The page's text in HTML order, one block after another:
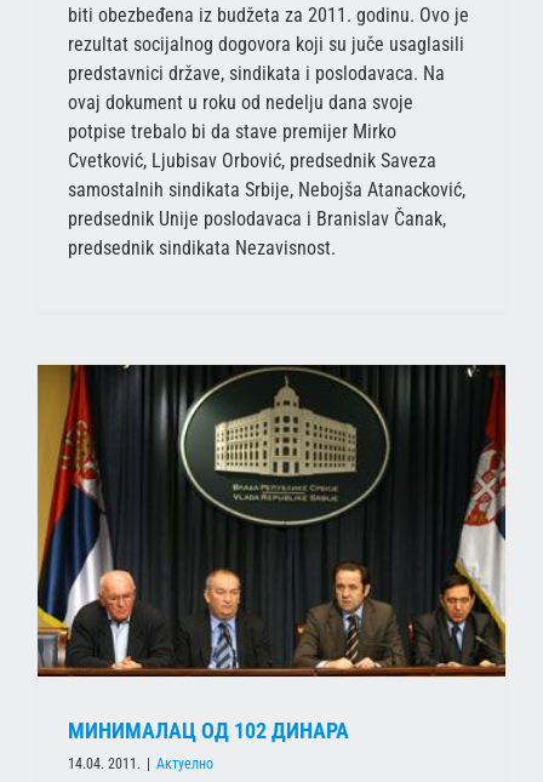
biti obezbeđena iz budžeta za 2011. godinu. Ovo je
rezultat socijalnog dogovora koji su juče usaglasili
predstavnici države, sindikata i poslodavaca. Na
ovaj dokument u roku od nedelju dana svoje
potpise trebalo bi da stave premijer Mirko
Cvetković, Ljubisav Orbović, predsednik Saveza
samostalnih sindikata Srbije, Nebojša Atanacković,
predsednik Unije poslodavaca i Branislav Čanak,
predsednik sindikata Nezavisnost.
МИНИМАЛАЦ ОД 102 ДИНАРА
14.04. 2011. Актуелно